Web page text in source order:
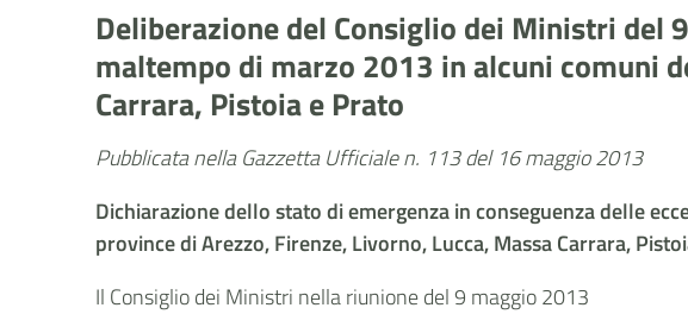
Deliberazione del Consiglio dei Ministri del
maltempo di marzo 2013 in alcuni comuni
Carrara, Pistoia e Prato
Pubblicata nella Gazzetta Ufficiale n. 113 del 16 maggio 2013
Dichiarazione dello stato di emergenza in conseguenza delle
province di Arezzo, Firenze, Livorno, Lucca, Massa Carrara,
Il Consiglio dei Ministri nella riunione del 9 maggio 2013